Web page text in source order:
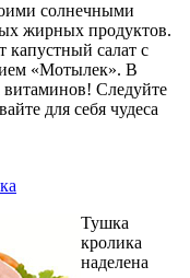
солнечными
жирных продуктов.
капустный салат с
«Мотылек». В
витаминов! Следуйте
для себя чудеса
Тушка
кролика
наделена